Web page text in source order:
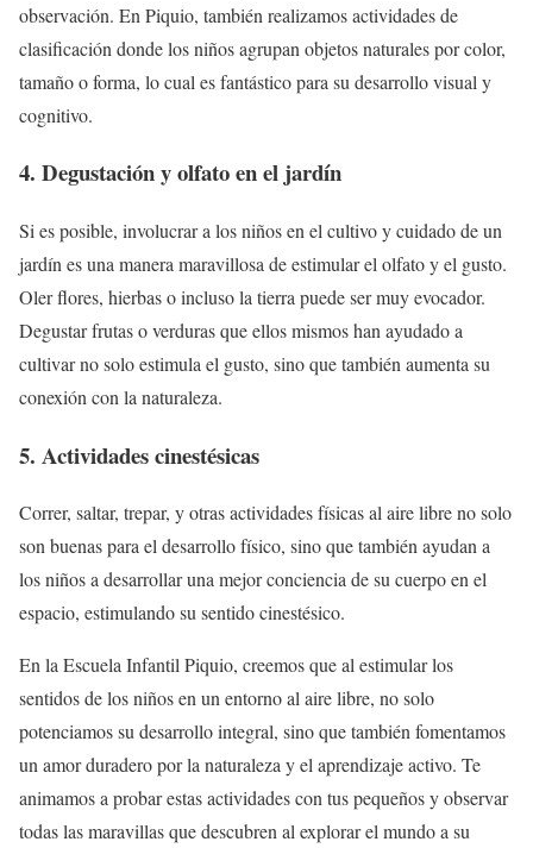
observación. En Piquio, también realizamos actividades de
clasificación donde los niños agrupan objetos naturales por color,
tamaño o forma, lo cual es fantástico para su desarrollo visual y
cognitivo.
4. Degustación y olfato en el jardín
Si es posible, involucrar a los niños en el cultivo y cuidado de un
jardín es una manera maravillosa de estimular el olfato y el gusto.
Oler flores, hierbas o incluso la tierra puede ser muy evocador.
Degustar frutas o verduras que ellos mismos han ayudado a
cultivar no solo estimula el gusto, sino que también aumenta su
conexión con la naturaleza.
5. Actividades cinestésicas
Correr, saltar, trepar, y otras actividades físicas al aire libre no solo
son buenas para el desarrollo físico, sino que también ayudan a
los niños a desarrollar una mejor conciencia de su cuerpo en el
espacio, estimulando su sentido cinestésico.
En la Escuela Infantil Piquio, creemos que al estimular los
sentidos de los niños en un entorno al aire libre, no solo
potenciamos su desarrollo integral, sino que también fomentamos
un amor duradero por la naturaleza y el aprendizaje activo. Te
animamos a probar estas actividades con tus pequeños y observar
todas las maravillas que descubren al explorar el mundo a su